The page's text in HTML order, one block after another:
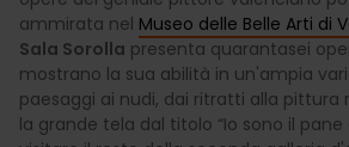
ammirata nel Museo delle Belle Arti di
Sala Sorolla presenta quarantasei
mostrano la sua abilità in un'ampia
paesaggi ai nudi, dai ritratti alla pittura
la grande tela dal titolo “Io sono il pane